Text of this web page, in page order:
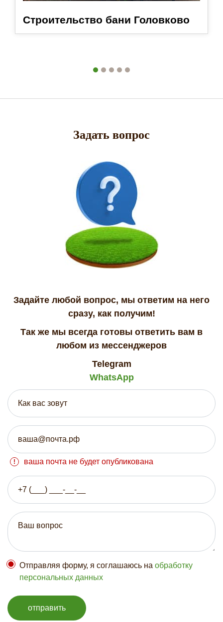
Строительство бани Головково
Задать вопрос
Задайте любой вопрос, мы ответим на него
сразу, как получим!
Так же мы всегда готовы ответить вам в
любом из мессенджеров
Telegram
WhatsApp
ваша почта не будет опубликована
Отправляя форму, я соглашаюсь на обработку
персональных данных
отправить